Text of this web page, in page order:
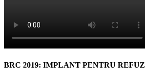
BRC 2019: IMPLANT PENTRU REFUZ